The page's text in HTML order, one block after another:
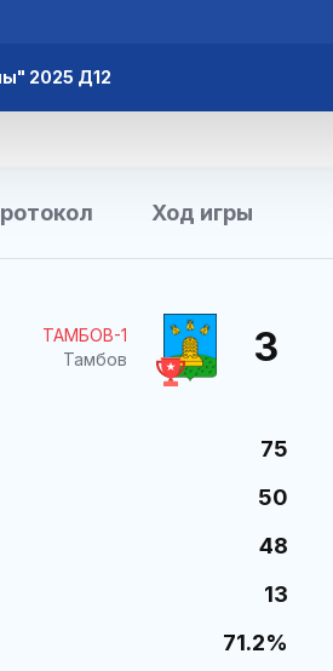
2025 Д12
Ход игры
ТАМБОВ-1
Тамбов
3
75
50
48
13
71.2%